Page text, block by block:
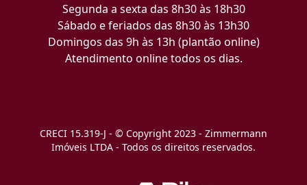
Segunda a sexta das 8h30 às 18h30
Sábado e feriados das 8h30 às 13h30
Domingos das 9h às 13h (plantão online)
Atendimento online todos os dias.
CRECI 15.319-J - © Copyright 2023 - Zimmermann
Imóveis LTDA - Todos os direitos reservados.